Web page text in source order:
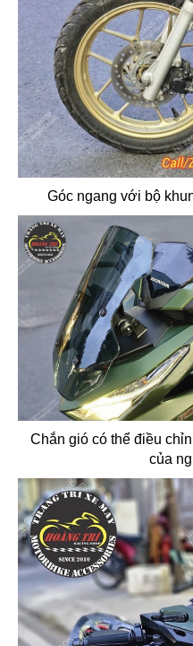
Góc ngang với bộ
Chắn gió có thể điều
của